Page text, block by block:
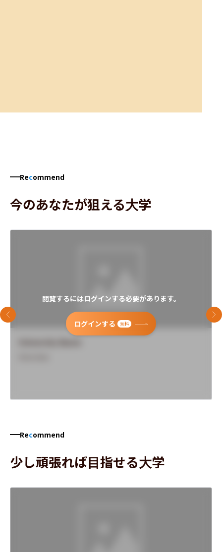
Recommend
今のあなたが狙える大学
閲覧するにはログインする必要があります。
ログインする 無料
前のスライド 次
Recommend
少し頑張れば目指せる大学